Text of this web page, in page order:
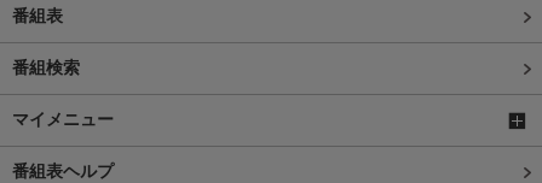
番組表
番組検索
マイメニュー
番組表ヘルプ